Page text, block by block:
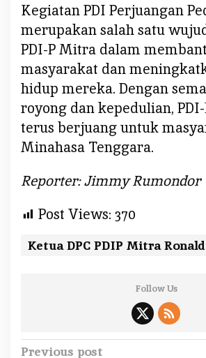
Kegiatan PDI Perjuangan
merupakan salah satu
PDI-P Mitra dalam
masyarakat dan
hidup mereka. Dengan
royong dan kepedulian,
terus berjuang untuk
Minahasa Tenggara.
Reporter: Jimmy Rumondor
Post Views: 370
Ketua DPC PDIP Mitra
Follow Us
P
Previous post